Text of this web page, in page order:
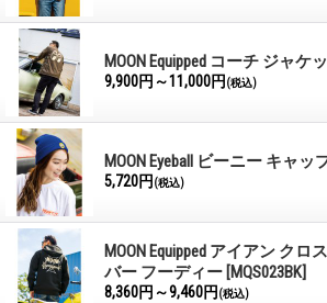
MOON Equipped コーチ ジャケ
9,900円～11,000円 (税込)
MOON Eyeball ビーニー キャッ
5,720円 (税込)
MOON Equipped アイアン クロ
バー フーディー [MQS023BK]
8,360円～9,460円 (税込)